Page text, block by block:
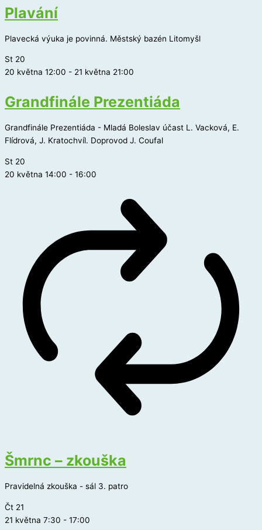
Plavání
Plavecká výuka je povinná. Městský bazén Litomyšl
St 20
20 května 12:00 - 21 května 21:00
Grandfinále Prezentiáda
Grandfinále Prezentiáda - Mladá Boleslav účast L. Vacková, E.
Flídrová, J. Kratochvíl. Doprovod J. Coufal
St 20
20 května 14:00 - 16:00
Šmrnc – zkouška
Pravidelná zkouška - sál 3. patro
Čt 21
21 května 7:30 - 17:00